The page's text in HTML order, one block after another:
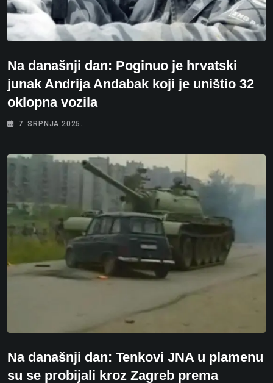
Na današnji dan: Poginuo je hrvatski
junak Andrija Andabak koji je uništio 32
oklopna vozila
7. SRPNJA 2025.
Na današnji dan: Tenkovi JNA u plamenu
su se probijali kroz Zagreb prema